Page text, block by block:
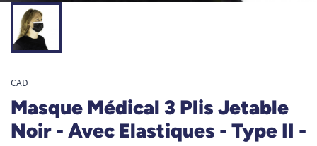
CAD
Masque Médical 3 Plis Jetable
Noir - Avec Elastiques - Type II -